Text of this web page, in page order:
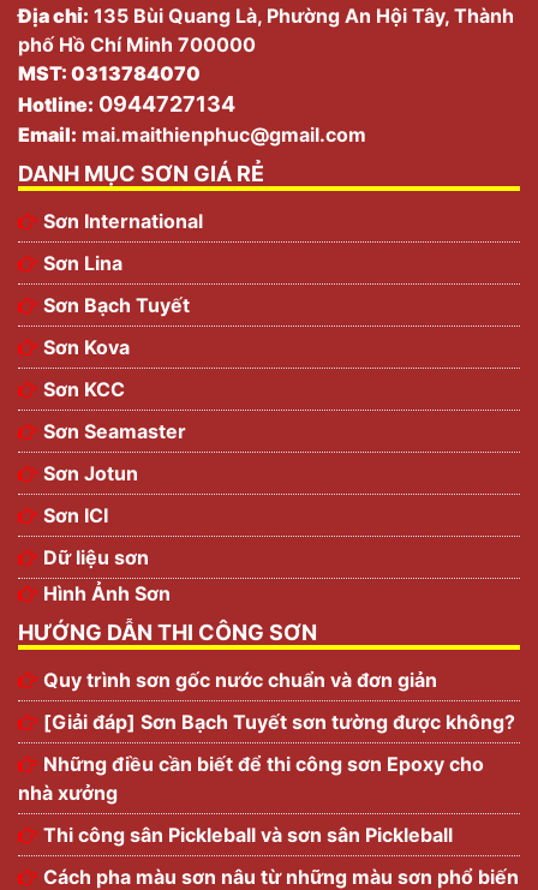
Địa chỉ: 135 Bùi Quang Là, Phường An Hội Tây, Thành
phố Hồ Chí Minh 700000
MST: 0313784070
Hotline: 0944727134
Email: mai.maithienphuc@gmail.com
DANH MỤC SƠN GIÁ RẺ
Sơn International
Sơn Lina
Sơn Bạch Tuyết
Sơn Kova
Sơn KCC
Sơn Seamaster
Sơn Jotun
Sơn ICI
Dữ liệu sơn
Hình Ảnh Sơn
HƯỚNG DẪN THI CÔNG SƠN
Quy trình sơn gốc nước chuẩn và đơn giản
[Giải đáp] Sơn Bạch Tuyết sơn tường được không?
Những điều cần biết để thi công sơn Epoxy cho
nhà xưởng
Thi công sân Pickleball và sơn sân Pickleball
Cách pha màu sơn nâu từ những màu sơn phổ biến